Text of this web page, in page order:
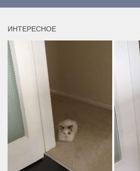
ИНТЕРЕСНОЕ